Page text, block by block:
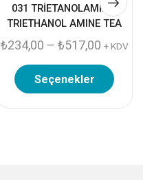
031 TRİETANOLAMİN –
TRIETHANOL AMINE TEA
₺234,00 – ₺517,00 + KDV
Seçenekler